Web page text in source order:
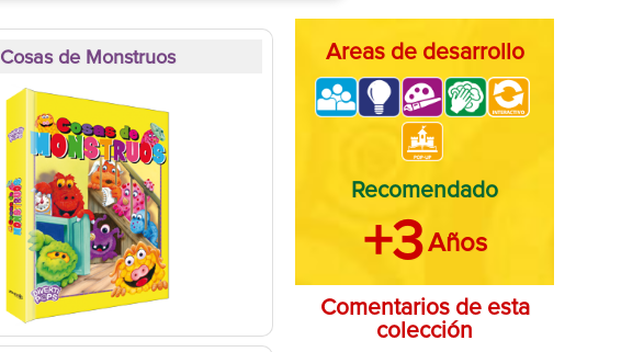
Cosas de Monstruos Areas de desarrollo
Recomendado
+3Años
Comentarios de esta
colección